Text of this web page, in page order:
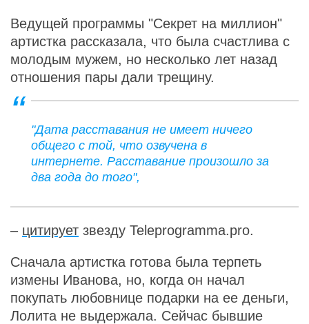
Ведущей программы "Секрет на миллион"
артистка рассказала, что была счастлива с
молодым мужем, но несколько лет назад
отношения пары дали трещину.
"Дата расставания не имеет ничего
общего с той, что озвучена в
интернете. Расставание произошло за
два года до того",
– цитирует звезду Teleprogramma.pro.
Сначала артистка готова была терпеть
измены Иванова, но, когда он начал
покупать любовнице подарки на ее деньги,
Лолита не выдержала. Сейчас бывшие